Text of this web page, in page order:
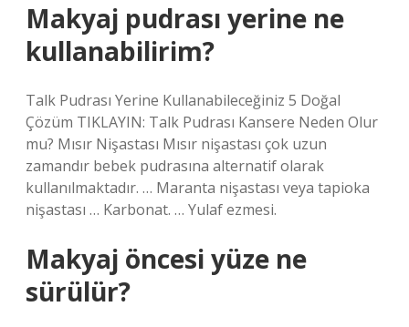
Makyaj pudrası yerine ne
kullanabilirim?
Talk Pudrası Yerine Kullanabileceğiniz 5 Doğal
Çözüm TIKLAYIN: Talk Pudrası Kansere Neden Olur
mu? Mısır Nişastası Mısır nişastası çok uzun
zamandır bebek pudrasına alternatif olarak
kullanılmaktadır. … Maranta nişastası veya tapioka
nişastası … Karbonat. … Yulaf ezmesi.
Makyaj öncesi yüze ne
sürülür?